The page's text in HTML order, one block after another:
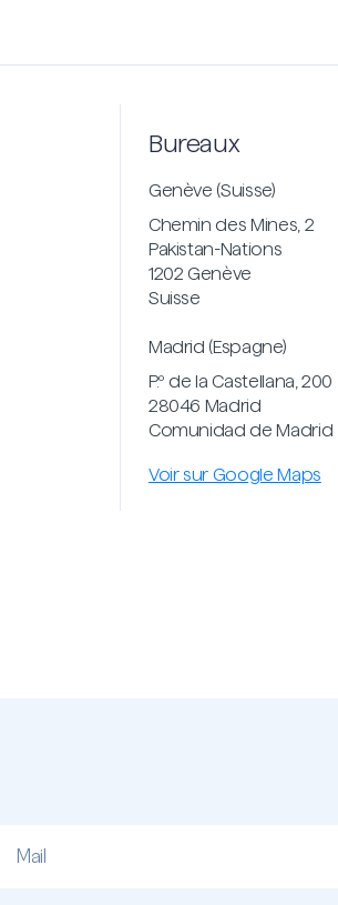
Bureaux
Genève (Suisse)
Chemin des Mines, 2
Pakistan-Nations
1202 Genève
Suisse
Madrid (Espagne)
P.º de la Castellana, 200
28046 Madrid
Comunidad de Madrid
Voir sur Google Maps